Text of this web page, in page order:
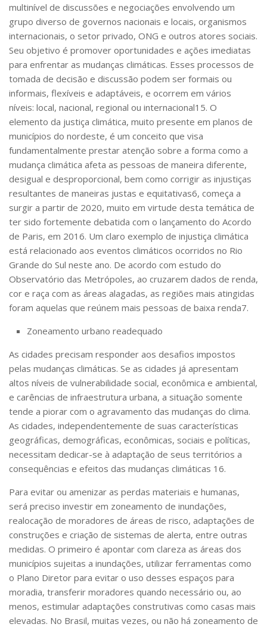
multinível de discussões e negociações envolvendo um
grupo diverso de governos nacionais e locais, organismos
internacionais, o setor privado, ONG e outros atores sociais.
Seu objetivo é promover oportunidades e ações imediatas
para enfrentar as mudanças climáticas. Esses processos de
tomada de decisão e discussão podem ser formais ou
informais, flexíveis e adaptáveis, e ocorrem em vários
níveis: local, nacional, regional ou internacional15. O
elemento da justiça climática, muito presente em planos de
municípios do nordeste, é um conceito que visa
fundamentalmente prestar atenção sobre a forma como a
mudança climática afeta as pessoas de maneira diferente,
desigual e desproporcional, bem como corrigir as injustiças
resultantes de maneiras justas e equitativas6, começa a
surgir a partir de 2020, muito em virtude desta temática de
ter sido fortemente debatida com o lançamento do Acordo
de Paris, em 2016. Um claro exemplo de injustiça climática
está relacionado aos eventos climáticos ocorridos no Rio
Grande do Sul neste ano. De acordo com estudo do
Observatório das Metrópoles, ao cruzarem dados de renda,
cor e raça com as áreas alagadas, as regiões mais atingidas
foram aquelas que reúnem mais pessoas de baixa renda7.
Zoneamento urbano readequado
As cidades precisam responder aos desafios impostos
pelas mudanças climáticas. Se as cidades já apresentam
altos níveis de vulnerabilidade social, econômica e ambiental,
e carências de infraestrutura urbana, a situação somente
tende a piorar com o agravamento das mudanças do clima.
As cidades, independentemente de suas características
geográficas, demográficas, econômicas, sociais e políticas,
necessitam dedicar-se à adaptação de seus territórios a
consequências e efeitos das mudanças climáticas 16.
Para evitar ou amenizar as perdas materiais e humanas,
será preciso investir em zoneamento de inundações,
realocação de moradores de áreas de risco, adaptações de
construções e criação de sistemas de alerta, entre outras
medidas. O primeiro é apontar com clareza as áreas dos
municípios sujeitas a inundações, utilizar ferramentas como
o Plano Diretor para evitar o uso desses espaços para
moradia, transferir moradores quando necessário ou, ao
menos, estimular adaptações construtivas como casas mais
elevadas. No Brasil, muitas vezes, ou não há zoneamento de